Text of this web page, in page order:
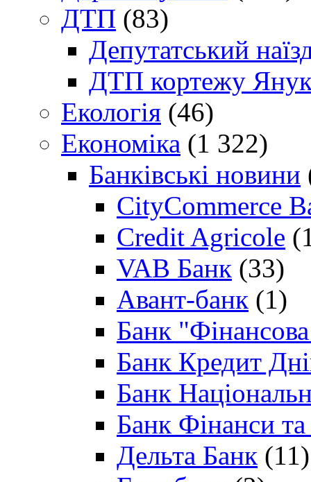
ДТП (83)
Депутатський
ДТП кортежу
Екологія (46)
Економіка (1 322)
Банківські новини
CityCommerce
Credit Agricole
VAB Банк (33)
Авант-банк (1)
Банк "Фінансова
Банк Кредит
Банк
Банк Фінанси
Дельта Банк (11)